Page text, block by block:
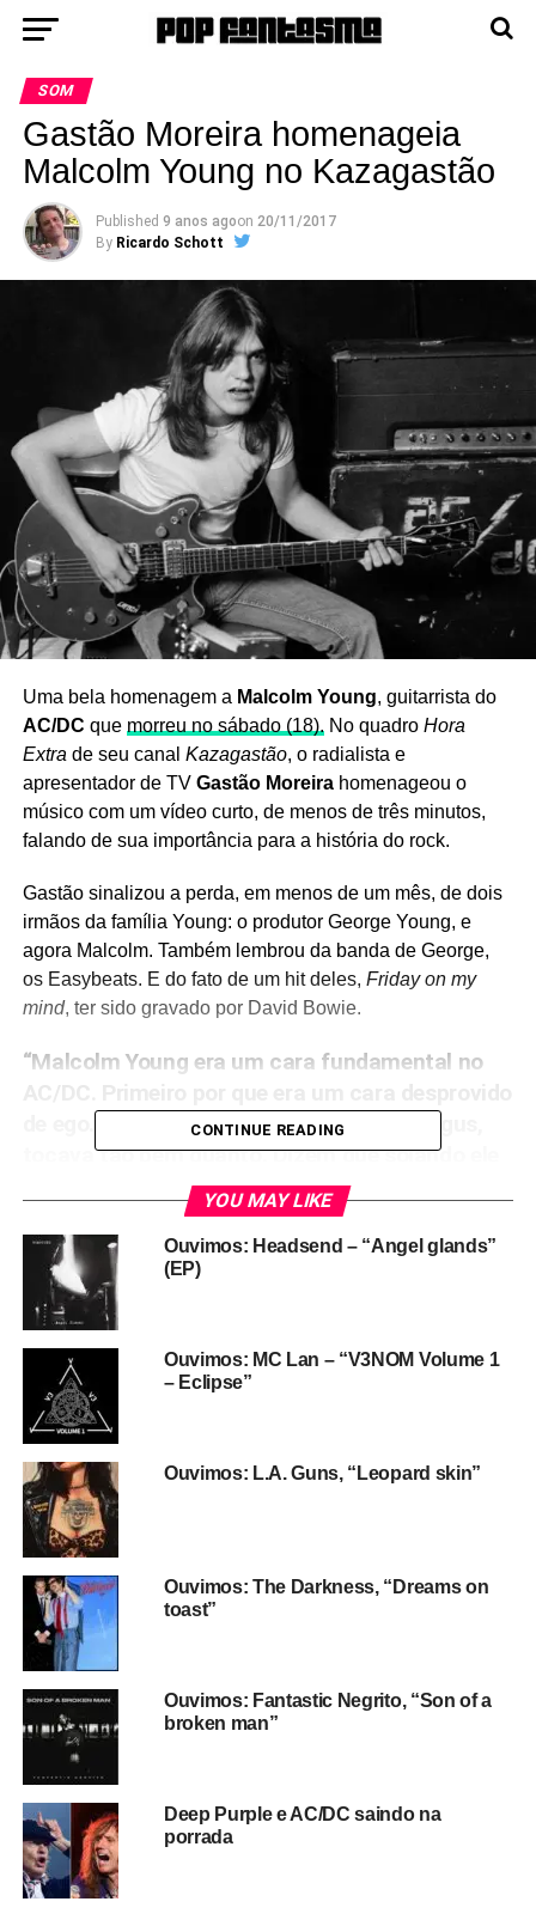
SOM
Gastão Moreira homenageia
Malcolm Young no Kazagastão
Published 9 anos agoon 20/11/2017
By Ricardo Schott
Uma bela homenagem a Malcolm Young, guitarrista do
AC/DC que morreu no sábado (18). No quadro Hora
Extra de seu canal Kazagastão, o radialista e
apresentador de TV Gastão Moreirahomenageou o
músico com um vídeo curto, de menos de três minutos,
falando de sua importância para a história do rock.
Gastão sinalizou a perda, em menos de um mês, de dois
irmãos da família Young: o produtor George Young, e
agora Malcolm. Também lembrou da banda de George,
os Easybeats. E do fato de um hit deles, Friday on my
mind, ter sido gravado por David Bowie.
“Malcolm Young era um cara fundamental no
de ego. Ele era mais velho que o irmão Angus,
tocava tão bem quanto. Dizem que solando ele
era tão bom quanto o Angus. Mas quando
percebeu que o irmão poderia ser a atração da
banda falou: vai fundo. Vou ficar aqui atrás, vou
fazer as bases, e você é que vai brilhar”.
RELATED TOPICS:
KAZAGASTÃO
CONTINUE READING
YOU MAY LIKE
Ouvimos: Headsend – “Angel glands”
(EP)
Ouvimos: MC Lan – “V3NOM Volume 1
– Eclipse”
Ouvimos: L.A. Guns, “Leopard skin”
Ouvimos: The Darkness, “Dreams on
toast”
Ouvimos: Fantastic Negrito, “Son of a
broken man”
Deep Purple e AC/DC saindo na
porrada